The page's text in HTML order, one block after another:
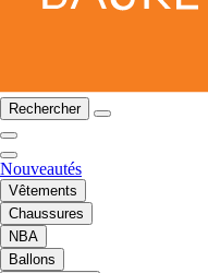
Rechercher
Nouveautés
Vêtements
Chaussures
NBA
Ballons